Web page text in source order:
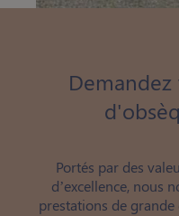
Portés par des
d’excellence, nous
prestations de